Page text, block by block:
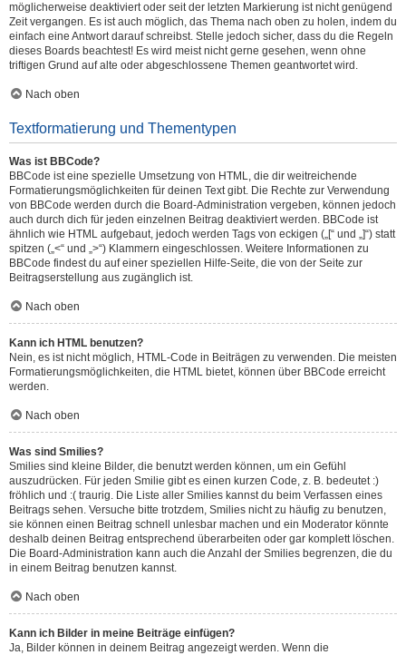
möglicherweise deaktiviert oder seit der letzten Markierung ist nicht genügend
Zeit vergangen. Es ist auch möglich, das Thema nach oben zu holen, indem du
einfach eine Antwort darauf schreibst. Stelle jedoch sicher, dass du die Regeln
dieses Boards beachtest! Es wird meist nicht gerne gesehen, wenn ohne
triftigen Grund auf alte oder abgeschlossene Themen geantwortet wird.
Nach oben
Textformatierung und Thementypen
Was ist BBCode?
BBCode ist eine spezielle Umsetzung von HTML, die dir weitreichende
Formatierungsmöglichkeiten für deinen Text gibt. Die Rechte zur Verwendung
von BBCode werden durch die Board-Administration vergeben, können jedoch
auch durch dich für jeden einzelnen Beitrag deaktiviert werden. BBCode ist
ähnlich wie HTML aufgebaut, jedoch werden Tags von eckigen („[“ und „]“) statt
spitzen („<“ und „>“) Klammern eingeschlossen. Weitere Informationen zu
BBCode findest du auf einer speziellen Hilfe-Seite, die von der Seite zur
Beitragserstellung aus zugänglich ist.
Nach oben
Kann ich HTML benutzen?
Nein, es ist nicht möglich, HTML-Code in Beiträgen zu verwenden. Die meisten
Formatierungsmöglichkeiten, die HTML bietet, können über BBCode erreicht
werden.
Nach oben
Was sind Smilies?
Smilies sind kleine Bilder, die benutzt werden können, um ein Gefühl
auszudrücken. Für jeden Smilie gibt es einen kurzen Code, z. B. bedeutet :)
fröhlich und :( traurig. Die Liste aller Smilies kannst du beim Verfassen eines
Beitrags sehen. Versuche bitte trotzdem, Smilies nicht zu häufig zu benutzen,
sie können einen Beitrag schnell unlesbar machen und ein Moderator könnte
deshalb deinen Beitrag entsprechend überarbeiten oder gar komplett löschen.
Die Board-Administration kann auch die Anzahl der Smilies begrenzen, die du
in einem Beitrag benutzen kannst.
Nach oben
Kann ich Bilder in meine Beiträge einfügen?
Ja, Bilder können in deinem Beitrag angezeigt werden. Wenn die